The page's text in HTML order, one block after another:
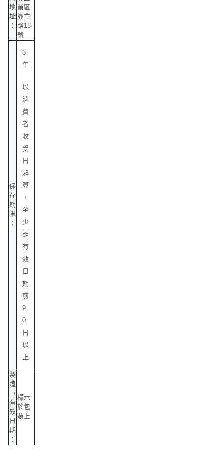
地
址
：
業區
興業
路18
號
保
存
期
限
：
3
年
以
消
費
者
收
受
日
起
算
，
至
少
距
有
效
日
期
前
9
0
日
以
上
製
造
/
有
效
日
期
：
標示
於包
裝上